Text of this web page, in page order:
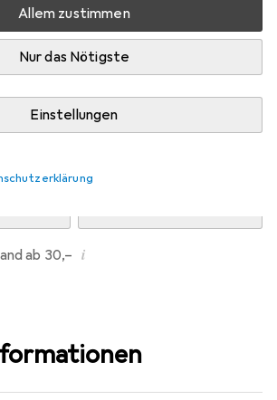
Allem zustimmen
Nur das Nötigste
Einstellungen
an Lager beim Drittanbieter
für genaue Lieferzeit
ab 30,– i